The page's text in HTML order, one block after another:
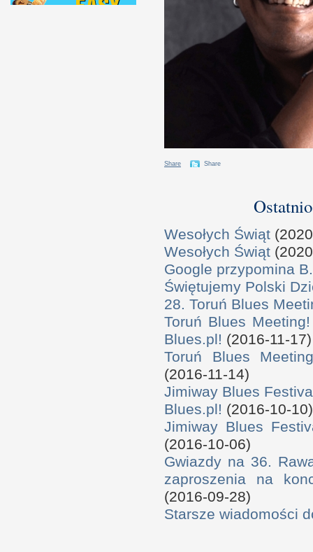
Share Share
Wesołych Świąt
Wesołych Świąt
Google przypomina
Świętujemy Polski
28. Toruń Blues
Toruń Blues
Blues.pl! (2016-11-17)
Toruń Blues
(2016-11-14)
Jimiway Blues
Blues.pl! (2016-10-10)
Jimiway Blues
(2016-10-06)
Gwiazdy na 36.
zaproszenia na
(2016-09-28)
Starsze wiadomości